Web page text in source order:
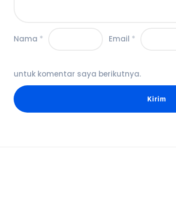
Nama * Email *
untuk komentar saya berikutnya.